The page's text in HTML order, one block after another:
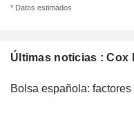
Últimas noticias : Cox
Bolsa española:
* Datos estimados